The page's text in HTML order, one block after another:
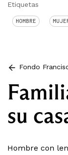
Etiquetas
HOMBRE
Fondo
su
Hombre con